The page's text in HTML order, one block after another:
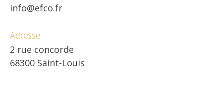
info@efco.fr
Adresse
2 rue concorde
68300 Saint-Louis